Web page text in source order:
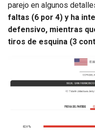
parejo en algunos
faltas (6 por 4) y ha
defensivo, mientras
tiros de esquina (3